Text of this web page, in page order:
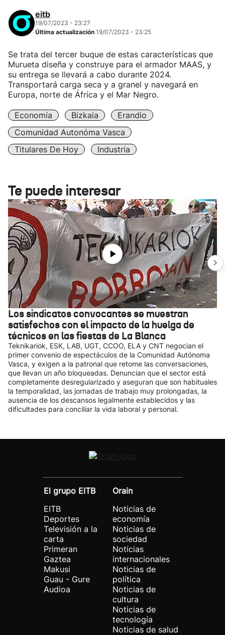
eitb
19/07/2023 - 23:27
Última actualización 19/07/2023 - 23:25
Se trata del tercer buque de estas características que
Murueta diseña y construye para el armador MAAS, y
su entrega se llevará a cabo durante 2024.
Transportará carga seca y a granel y navegará en
Europa, norte de África y el Mar Negro.
Economía Bizkaia
Erandio
Comunidad Autonóma Vasca
Titulares De Hoy
Industria
Te puede interesar
Los sindicatos convocantes se muestran
satisfechos con el impacto de la huelga de
técnicos en las fiestas de La Blanca
Teknikariok, ESK, LAB, UGT, CCOO, ELA y CNT negocian el
primer convenio de espectáculos de la Comunidad Autónoma
Vasca, y exigen a la patronal que retome las conversaciones,
que llevan un año bloqueadas. Denuncian que el sector está
completamente desregularizado y aseguran que son habituales
la temporalidad, las jornadas de trabajo muy prolongadas, la
ausencia de los descansos legalmente establecidos y las
dificultades para conciliar la vida laboral y personal.
El grupo EITB
EITB
Deportes
Televisión a la
carta
Primeran
Gaztea
Makusi
Guau - Gure
Audioa
Orain
Noticias de
economía
Noticias de
sociedad
Noticias
internacionales
Noticias de
política
Noticias de
cultura
Noticias de
tecnología
Noticias de salud